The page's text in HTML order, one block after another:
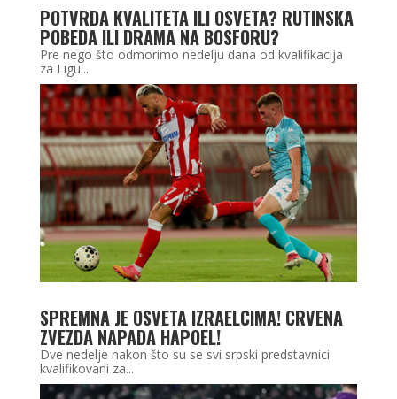
POTVRDA KVALITETA ILI OSVETA? RUTINSKA
POBEDA ILI DRAMA NA BOSFORU?
Pre nego što odmorimo nedelju dana od kvalifikacija
za Ligu...
SPREMNA JE OSVETA IZRAELCIMA! CRVENA
ZVEZDA NAPADA HAPOEL!
Dve nedelje nakon što su se svi srpski predstavnici
kvalifikovani za...